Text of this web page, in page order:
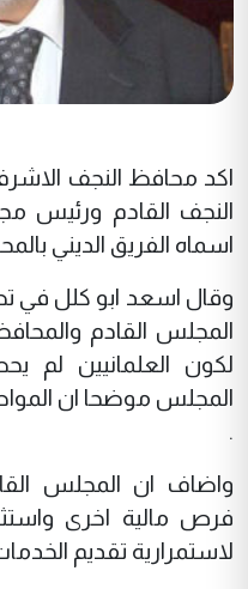
اكد محافظ النجف
النجف القادم
اسماه الفريق الديني
وقال اسعد ابو كلل في
المجلس القادم
لكون العلمانيين لم
المجلس موضحا ان
.
واضاف ان المجلس
فرص مالية اخرى
لاستمرارية تقديم